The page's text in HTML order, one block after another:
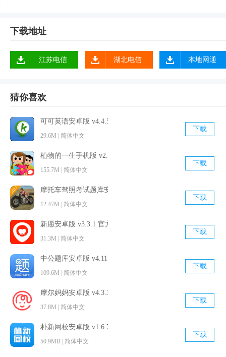
软件优势
1.更新推送,bug修复
2.有新任务发布的时候能够便捷查看，并且系统会直接反应提
醒内容，利于及时知晓信息；
3.试用功能,用户可以先试用再购买，可以按照需求选择功能模
块。
目标规划，有利于按时完成订单；
一位员工的办公情况；
6.轻松掌握各设备的生产状态，在设备发生故障的时候会自动
下载地址
江苏电信 湖北电信 本地网通
猜你喜欢
可可英语安卓版 v4.4.5 官方最新版
29.6M | 简体中文
下载
植物的一生手机版 v2.2 官方最新版
155.7M | 简体中文
下载
摩托车驾照考试题库安卓版 v2.8.8 最新免费版
12.47M | 简体中文
下载
新愿安卓版 v3.3.1 官方免费版
31.3M | 简体中文
下载
中公题库安卓版 v4.11.0 官方最新版
109.6M | 简体中文
下载
摩尔妈妈安卓版 v4.3.3.1 官方最新版
37.8M | 简体中文
下载
朴新网校安卓版 v1.6.7 手机免费版
50.9MB | 简体中文
下载